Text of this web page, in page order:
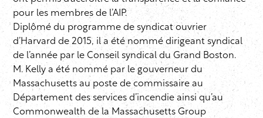
pour les membres de l’AIP.
Diplômé du programme de syndicat ouvrier
d’Harvard de 2015, il a été nommé dirigeant syndical
de l’année par le Conseil syndical du Grand Boston.
M. Kelly a été nommé par le gouverneur du
Massachusetts au poste de commissaire au
Département des services d’incendie ainsi qu’au
Commonwealth de la Massachusetts Group